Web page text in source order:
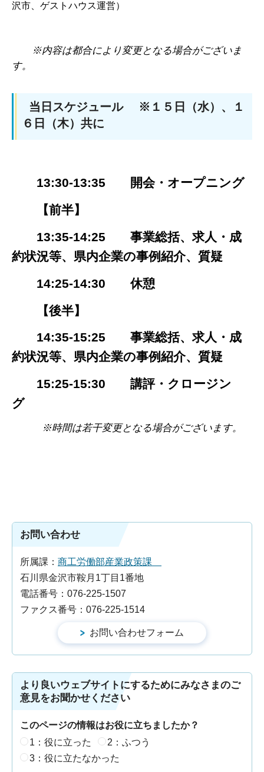
沢市、ゲストハウス運営）
※内容は都合により変更となる場合がございま
す。
当日スケジュール ※１５日（水）、１
６日（木）共に
13:30-13:35 開会・オープニング
【前半】
13:35-14:25 事業総括、求人・成
約状況等、県内企業の事例紹介、質疑
14:25-14:30 休憩
【後半】
14:35-15:25 事業総括、求人・成
約状況等、県内企業の事例紹介、質疑
15:25-15:30 講評・クロージン
グ
※時間は若干変更となる場合がございます。
お問い合わせ
所属課： 商工労働部産業政策課
石川県金沢市鞍月1丁目1番地
電話番号：076-225-1507
ファクス番号：076-225-1514
より良いウェブサイトにするためにみなさまのご
意見をお聞かせください
このページの情報はお役に立ちましたか？
1：役に立った
2：ふつう
3：役に立たなかった